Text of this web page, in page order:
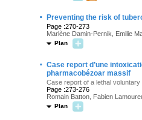
· Preventing the risk of
Page :270-273
Marlène Damin-Pernik, Emilie
Plan
· Case report d’une
pharmacobézoar massif
Case report of a lethal
Page :273-276
Romain Batton, Fabien
Plan